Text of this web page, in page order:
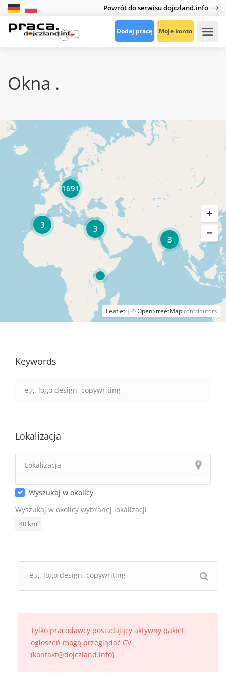
Powrót do serwisu dojczland.info
Dodaj pracę Moje konto
Okna .
3
3
3
1691
Leaflet | © OpenStreetMap contributors
Keywords
Lokalizacja
Wyszukaj w okolicy
Wyszukaj w okolicy wybranej lokalizacji
40 km
Tylko pracodawcy posiadający aktywny pakiet
ogłoszeń mogą przeglądać CV
(kontakt@dojczland.info)